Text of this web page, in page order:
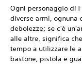
Ogni personaggio di
diverse armi, ognuna
debolezze; se c'è
alle altre, significa
tempo a utilizzare le
bastone, pistola e